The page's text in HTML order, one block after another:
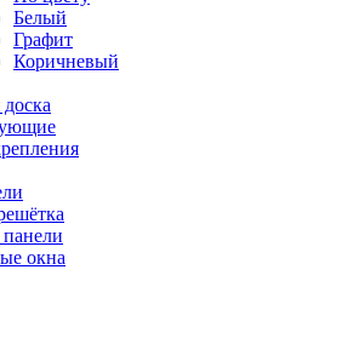
Белый
Графит
Коричневый
окна